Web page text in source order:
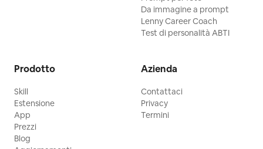
Da immagine a prompt
Lenny Career Coach
Test di personalità ABTI
Prodotto
Skill
Estensione
App
Prezzi
Blog
Azienda
Contattaci
Privacy
Termini